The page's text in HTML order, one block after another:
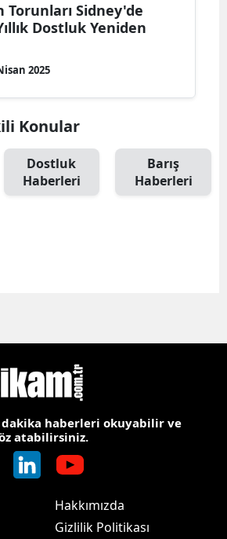
Torunları Sidney'de
Dostluk Yeniden
2025
Konular
Dostluk
Haberleri
Barış
Haberleri
dakika haberleri okuyabilir ve
atabilirsiniz.
Hakkımızda
Gizlilik Politikası